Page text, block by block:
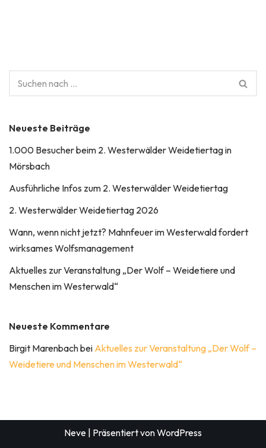
Neueste Beiträge
1.000 Besucher beim 2. Westerwälder Weidetiertag in
Mörsbach
Ausführliche Infos zum 2. Westerwälder Weidetiertag
2. Westerwälder Weidetiertag 2026
Wann, wenn nicht jetzt? Mahnfeuer im Westerwald fordert
wirksames Wolfsmanagement
Aktuelles zur Veranstaltung „Der Wolf – Weidetiere und
Menschen im Westerwald“
Neueste Kommentare
Birgit Marenbachbei Aktuelles zur Veranstaltung „Der Wolf –
Weidetiere und Menschen im Westerwald“
Neve | Präsentiert vonWordPress